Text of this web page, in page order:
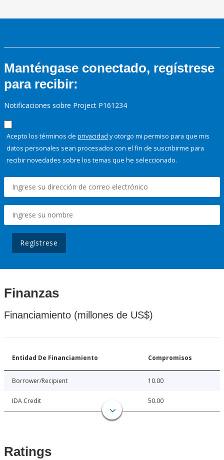
Manténgase conectado, regístrese
para recibir:
Notificaciones sobre Project P161234
Acepto los términos de privacidad y otorgo mi permiso para que mis
datos personales sean procesados con el fin de suscribirme para
recibir novedades sobre los temas que he seleccionado.
Regístrese
Finanzas
Financiamiento (millones de US$)
Entidad De Financiamiento Compromisos
Borrower/Recipient 10.00
IDA Credit 50.00
Ratings